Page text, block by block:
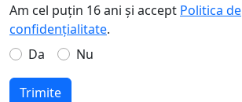
Am cel puțin 16 ani și accept Politica de
confidențialitate.
Da
Nu
Trimite